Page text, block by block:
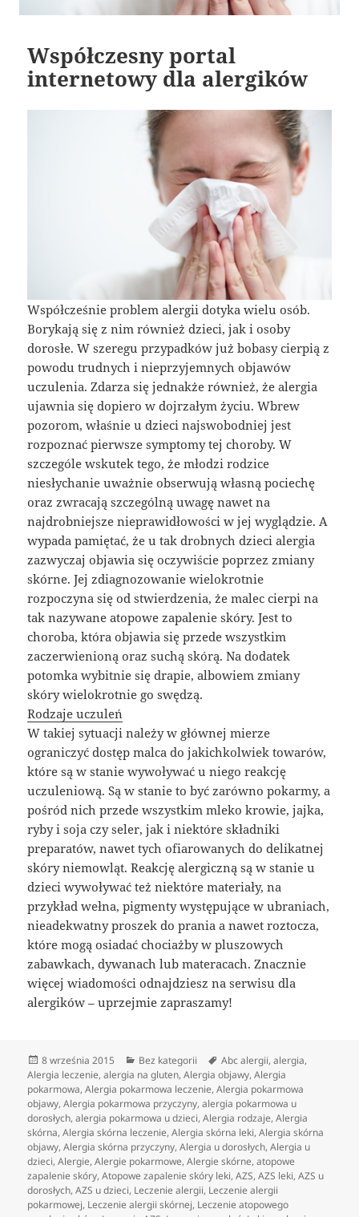
Współczesny portal
internetowy dla alergików
Współcześnie problem alergii dotyka wielu osób.
Borykają się z nim również dzieci, jak i osoby
dorosłe. W szeregu przypadków już bobasy cierpią z
powodu trudnych i nieprzyjemnych objawów
uczulenia. Zdarza się jednakże również, że alergia
ujawnia się dopiero w dojrzałym życiu. Wbrew
pozorom, właśnie u dzieci najswobodniej jest
rozpoznać pierwsze symptomy tej choroby. W
szczególe wskutek tego, że młodzi rodzice
niesłychanie uważnie obserwują własną pociechę
oraz zwracają szczególną uwagę nawet na
najdrobniejsze nieprawidłowości w jej wyglądzie. A
wypada pamiętać, że u tak drobnych dzieci alergia
zazwyczaj objawia się oczywiście poprzez zmiany
skórne. Jej zdiagnozowanie wielokrotnie
rozpoczyna się od stwierdzenia, że malec cierpi na
tak nazywane atopowe zapalenie skóry. Jest to
choroba, która objawia się przede wszystkim
zaczerwienioną oraz suchą skórą. Na dodatek
potomka wybitnie się drapie, albowiem zmiany
skóry wielokrotnie go swędzą.
Rodzaje uczuleń
W takiej sytuacji należy w głównej mierze
ograniczyć dostęp malca do jakichkolwiek towarów,
które są w stanie wywoływać u niego reakcję
uczuleniową. Są w stanie to być zarówno pokarmy, a
pośród nich przede wszystkim mleko krowie, jajka,
ryby i soja czy seler, jak i niektóre składniki
preparatów, nawet tych ofiarowanych do delikatnej
skóry niemowląt. Reakcję alergiczną są w stanie u
dzieci wywoływać też niektóre materiały, na
przykład wełna, pigmenty występujące w ubraniach,
nieadekwatny proszek do prania a nawet roztocza,
które mogą osiadać chociażby w pluszowych
zabawkach, dywanach lub materacach. Znacznie
więcej wiadomości odnajdziesz na serwisu dla
alergików – uprzejmie zapraszamy!
Data
publikacji
8 września 2015 Kategorie
Bez kategorii Tagi
Abc alergii,alergia,
Alergia leczenie,alergia na gluten,Alergia objawy,Alergia
pokarmowa,Alergia pokarmowa leczenie,Alergia pokarmowa
objawy,Alergia pokarmowa przyczyny,alergia pokarmowa u
dorosłych,alergia pokarmowa u dzieci,Alergia rodzaje,Alergia
skórna,Alergia skórna leczenie,Alergia skórna leki,Alergia skórna
objawy,Alergia skórna przyczyny,Alergia u dorosłych,Alergia u
dzieci,Alergie,Alergie pokarmowe,Alergie skórne,atopowe
zapalenie skóry,Atopowe zapalenie skóry leki,AZS,AZS leki,AZS u
dorosłych,AZS u dzieci, Leczenie alergii, Leczenie alergii
pokarmowej, Leczenie alergii skórnej, Leczenie atopowego